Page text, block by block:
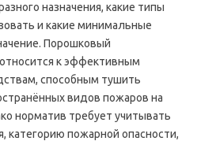
назначения, какие типы
и какие минимальные
Порошковый
к эффективным
способным тушить
видов пожаров на
норматив требует учитывать
пожарной опасности,